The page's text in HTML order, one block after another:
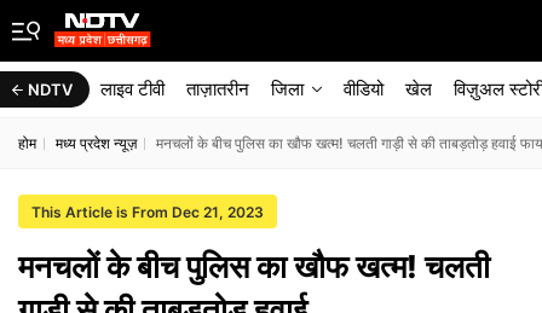
NDTV लाइव टीवी ताज़ातरीन जिला वीडियो खेल विज़ुअल
होम मध्य प्रदेश न्यूज़ मनचलों के बीच पुलिस का खौफ खत्म! चलती गाड़ी से की ताबड़तोड़ हवाई
This Article is From Dec 21, 2023
मनचलों के बीच पुलिस का खौफ खत्म! चलती